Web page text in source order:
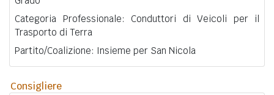
Categoria Professionale: Conduttori di Veicoli per il
Trasporto di Terra
Partito/Coalizione: Insieme per San Nicola
Consigliere